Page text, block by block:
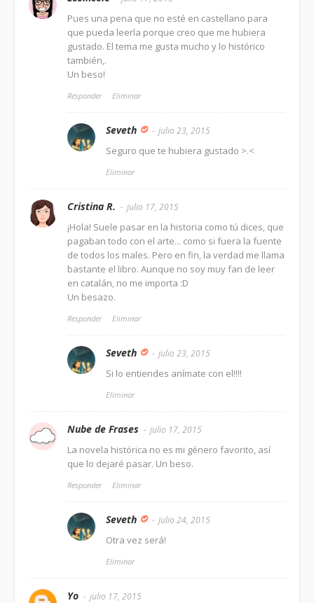
Pues una pena que no esté en castellano para
que pueda leerla porque creo que me hubiera
gustado. El tema me gusta mucho y lo histórico
también,.
Un beso!
Responder Eliminar
Seveth julio 23, 2015
Seguro que te hubiera gustado >.<
Eliminar
Cristina R. julio 17, 2015
¡Hola! Suele pasar en la historia como tú dices, que
pagaban todo con el arte... como si fuera la fuente
de todos los males. Pero en fin, la verdad me llama
bastante el libro. Aunque no soy muy fan de leer
en catalán, no me importa :D
Un besazo.
Responder Eliminar
Seveth julio 23, 2015
Si lo entiendes anímate con el!!!!
Eliminar
Nube de Frases julio 17, 2015
La novela histórica no es mi género favorito, así
que lo dejaré pasar. Un beso.
Responder Eliminar
Seveth julio 24, 2015
Otra vez será!
Eliminar
Yo julio 17, 2015